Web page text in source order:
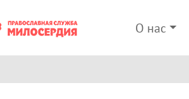
О нас